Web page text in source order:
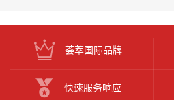
荟萃国际品牌
快速服务响应